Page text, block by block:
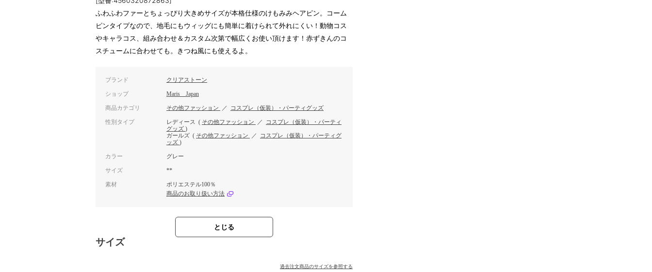
ふわふわファーとちょっぴり大きめサイズが本格仕様のけもみみヘアピン。コーム
ピンタイプなので、地毛にもウィッグにも簡単に着けられて外れにくい！動物コス
やキャラコス、組み合わせ＆カスタム次第で幅広くお使い頂けます！赤ずきんのコ
スチュームに合わせても。きつね風にも使えるよ。
ブランド クリアストーン
ショップ Maris Japan
商品カテゴリ その他ファッション ／ コスプレ（仮装）・パーティグッズ
性別タイプ レディース ( その他ファッション ／ コスプレ（仮装）・パーティ
グッズ )
ガールズ ( その他ファッション ／ コスプレ（仮装）・パーティグ
ッズ )
カラー グレー
サイズ **
素材
ポリエステル100％
商品のお取り扱い方法
とじる
サイズ
過去注文商品のサイズを参照する